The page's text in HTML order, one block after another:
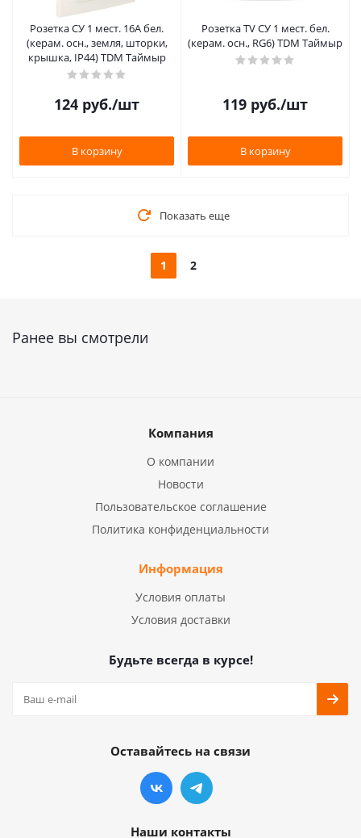
Розетка СУ 1 мест. 16А бел.
(керам. осн., земля, шторки,
крышка, IP44) TDM Таймыр
124 руб./шт
В корзину
Розетка TV СУ 1 мест. бел.
(керам. осн., RG6) TDM Таймыр
119 руб./шт
В корзину
Показать еще
1 2
Ранее вы смотрели
Компания
О компании
Новости
Пользовательское соглашение
Политика конфиденциальности
Информация
Условия оплаты
Условия доставки
Будьте всегда в курсе!
Оставайтесь на связи
Наши контакты